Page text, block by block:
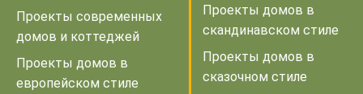
Проекты современных
домов и коттеджей
Проекты домов в
европейском стиле
Проекты домов в
скандинавском стиле
Проекты домов в
сказочном стиле